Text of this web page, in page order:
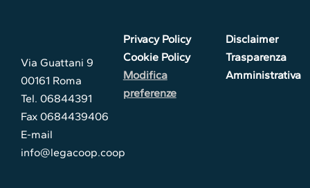
Via Guattani 9
00161 Roma
Tel. 06844391
Fax 0684439406
E-mail
info@legacoop.coop
Privacy Policy
Cookie Policy
Modifica
preferenze
Disclaimer
Trasparenza
Amministrativa